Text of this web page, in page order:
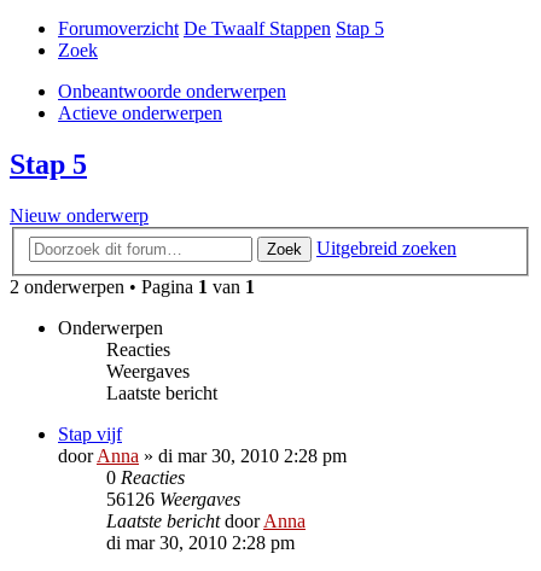
Forumoverzicht De Twaalf Stappen Stap 5
Zoek
Onbeantwoorde onderwerpen
Actieve onderwerpen
Stap 5
Nieuw onderwerp
Zoek
Uitgebreid zoeken
2 onderwerpen • Pagina 1 van 1
Onderwerpen
Reacties
Weergaves
Laatste bericht
Stap vijf
doorAnna » di mar 30, 2010 2:28 pm
0 Reacties
56126 Weergaves
Laatste berichtdoorAnna
di mar 30, 2010 2:28 pm